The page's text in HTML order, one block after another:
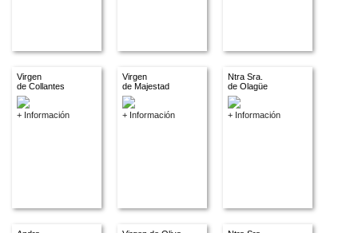
Virgen
de Collantes
+ Información
Virgen
de Majestad
+ Información
Ntra Sra.
de Olagüe
+ Información